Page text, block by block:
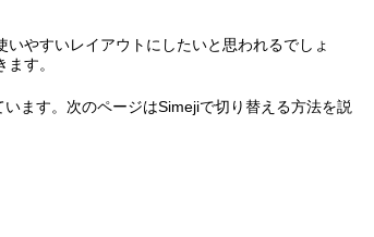
やすいレイアウトにしたいと思われるでしょ
す。
ます。次のページはSimejiで切り替える方法を説